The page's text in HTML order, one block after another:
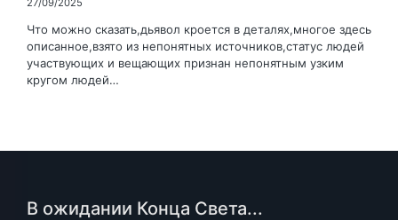
27/09/2025
Что можно сказать,дьявол кроется в деталях,многое здесь
описанное,взято из непонятных источников,статус людей
участвующих и вещающих признан непонятным узким
кругом людей…
В ожидании Конца Света...